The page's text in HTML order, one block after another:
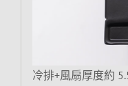
冷排+風扇厚度約